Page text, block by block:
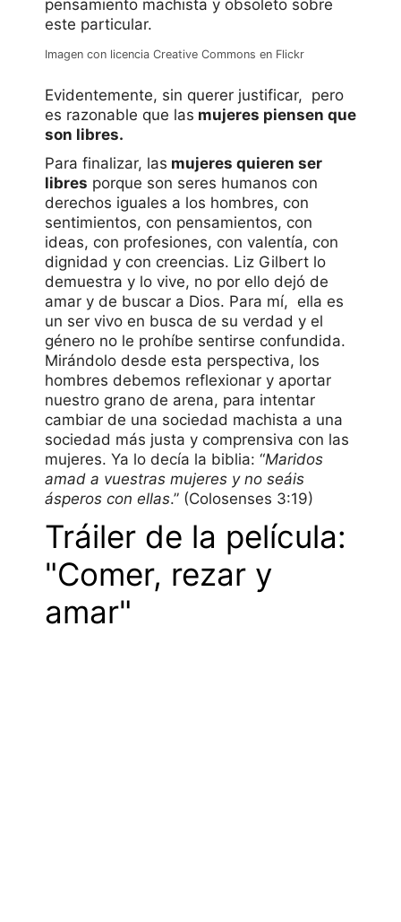
pensamiento machista y obsoleto sobre
este particular.
Imagen con licencia Creative Commons en Flickr
Evidentemente, sin querer justificar, pero
es razonable que las mujeres piensen que
son libres.
Para finalizar, las mujeres quieren ser
libres porque son seres humanos con
derechos iguales a los hombres, con
sentimientos, con pensamientos, con
ideas, con profesiones, con valentía, con
dignidad y con creencias. Liz Gilbert lo
demuestra y lo vive, no por ello dejó de
amar y de buscar a Dios. Para mí, ella es
un ser vivo en busca de su verdad y el
género no le prohíbe sentirse confundida.
Mirándolo desde esta perspectiva, los
hombres debemos reflexionar y aportar
nuestro grano de arena, para intentar
cambiar de una sociedad machista a una
sociedad más justa y comprensiva con las
mujeres. Ya lo decía la biblia: “Maridos
amad a vuestras mujeres y no seáis
ásperos con ellas.” (Colosenses 3:19)
Tráiler de la película:
"Comer, rezar y
amar"